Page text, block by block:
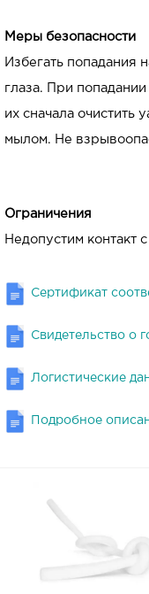
Меры безопасности
Избегать попадания
глаза. При
их сначала очистить
мылом. Не
Ограничения
Недопустим контакт
Сертификат
Свидетельство о
Логистические
Подробное